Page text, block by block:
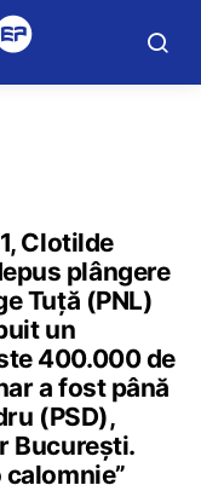
Clotilde
plângere
Tuță (PNL)
un
400.000 de
a fost până
(PSD),
București.